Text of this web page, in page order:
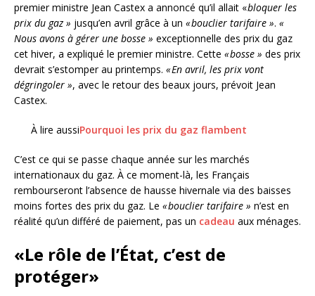
premier ministre Jean Castex a annoncé qu’il allait «bloquer les
prix du gaz » jusqu’en avril grâce à un « bouclier tarifaire ». «
Nous avons à gérer une bosse » exceptionnelle des prix du gaz
cet hiver, a expliqué le premier ministre. Cette « bosse » des prix
devrait s’estomper au printemps. « En avril, les prix vont
dégringoler », avec le retour des beaux jours, prévoit Jean
Castex.
À lire aussiPourquoi les prix du gaz flambent
C’est ce qui se passe chaque année sur les marchés
internationaux du gaz. À ce moment-là, les Français
rembourseront l’absence de hausse hivernale via des baisses
moins fortes des prix du gaz. Le « bouclier tarifaire » n’est en
réalité qu’un différé de paiement, pas un cadeau aux ménages.
«Le rôle de l’État, c’est de
protéger»